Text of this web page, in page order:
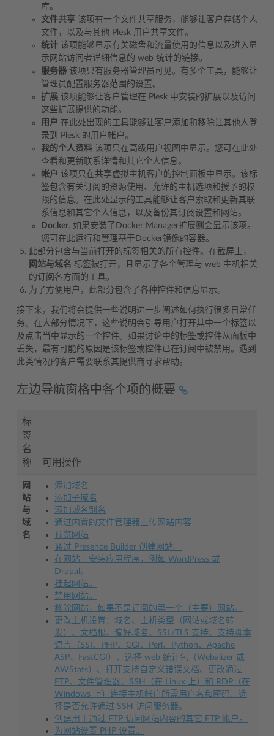
库。
文件共享 该项有一个文件共享服务，能够让客户存储个人
文件，以及与其他 Plesk 用户共享文件。
统计 该项能够显示有关磁盘和流量使用的信息以及进入显
示网站访问者详细信息的 web 统计的链接。
服务器 该项只有服务器管理员可见。有多个工具，能够让
管理员配置服务器范围的设置。
扩展 该项能够让客户管理在 Plesk 中安装的扩展以及访问
这些扩展提供的功能。
用户 在此处出现的工具能够让客户添加和移除让其他人登
录到 Plesk 的用户帐户。
我的个人资料 该项只在高级用户视图中显示。您可在此处
查看和更新联系详情和其它个人信息。
帐户 该项只在共享虚拟主机客户的控制面板中显示。该标
签包含有关订阅的资源使用、允许的主机选项和授予的权
限的信息。在此处显示的工具能够让客户索取和更新其联
系信息和其它个人信息，以及备份其订阅设置和网站。
Docker. 如果安装了Docker Manager扩展则会显示该项。
您可在此运行和管理基于Docker镜像的容器。
此部分包含与当前打开的标签相关的所有控件。在截屏上，
网站与域名 标签被打开，且显示了各个管理与 web 主机相关
的订阅各方面的工具。
为了方便用户，此部分包含了各种控件和信息显示。
接下来，我们将会提供一些说明进一步阐述如何执行很多日常任
务。在大部分情况下，这些说明会引导用户打开其中一个标签以
及点击当中显示的一个控件。如果讨论中的标签或控件从面板中
丢失，最有可能的原因是该标签或控件已在订阅中被禁用。遇到
此类情况的客户需要联系其提供商寻求帮助。
左边导航窗格中各个项的概要
标
签
名
称
可用操作
网
站
与
域
名
添加域名
添加子域名
添加域名别名
通过内置的文件管理器上传网站内容
预览网站
通过 Presence Builder 创建网站。
在网站上安装应用程序，例如 WordPress 或
Drupal。
挂起网站。
禁用网站。
移除网站，如果不是订阅的第一个（主要）网站。
更改主机设置：域名、主机类型（网站或域名转
发）、文档根、偏好域名、SSL/TLS 支持、支持脚本
语言（SSI、PHP、CGI、Perl、Python、Apache
ASP、FastCGI）、选择 web 统计包（Webalizer 或
AWStats）、打开支持自定义错误文档、更改通过
FTP、文件管理器、SSH（在 Linux 上）和 RDP（在
Windows 上）连接主机帐户所需用户名和密码、选
择是否允许通过 SSH 访问服务器。
创建用于通过 FTP 访问网站内容的其它 FTP 帐户。
为网站设置 PHP 设置。